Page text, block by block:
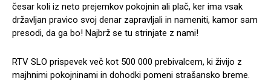
česar koli iz neto prejemkov pokojnin ali plač, ker ima vsak
državljan pravico svoj denar zapravljali in nameniti, kamor sam
presodi, da ga bo! Najbrž se tu strinjate z nami!
RTV SLO prispevek več kot 500 000 prebivalcem, ki živijo z
majhnimi pokojninami in dohodki pomeni strašansko breme.